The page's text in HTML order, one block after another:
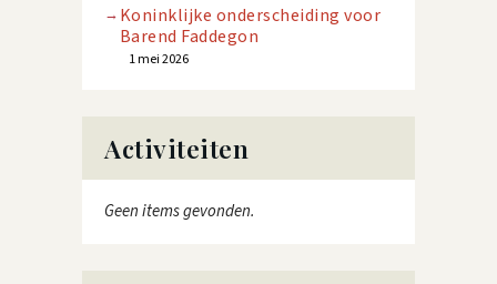
Koninklijke onderscheiding voor
Barend Faddegon
1 mei 2026
Activiteiten
Geen items gevonden.